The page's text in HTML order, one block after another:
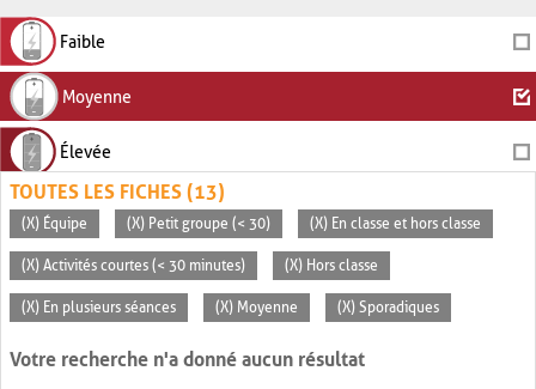
Faible
Moyenne
Élevée
TOUTES LES FICHES (13)
(X) Équipe (X) Petit groupe (< 30) (X) En classe et hors classe
(X) Activités courtes (< 30 minutes) (X) Hors classe
(X) En plusieurs séances (X) Moyenne (X) Sporadiques
Votre recherche n'a donné aucun résultat